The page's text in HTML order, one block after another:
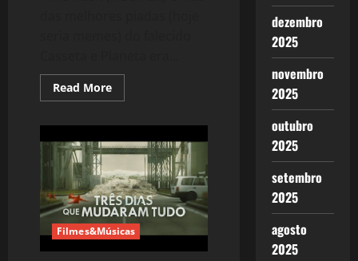
Read MoreRead
more
Flash
Filmes&Músicas
dezembro
2025
novembro
2025
outubro
2025
setembro
2025
agosto
2025